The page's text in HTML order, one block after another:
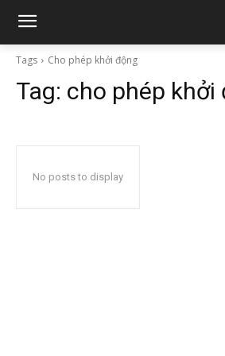
Tags Cho phép khởi động
Tag: cho phép khởi
No posts to display